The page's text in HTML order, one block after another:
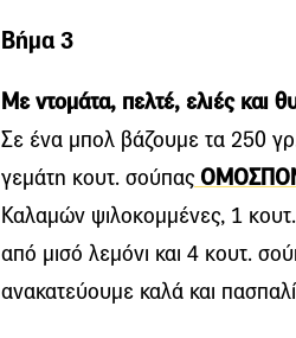
Βήμα 3
Με ντομάτα, πελτέ, ελιές και
Σε ένα μπολ βάζουμε τα 250
γεμάτη κουτ. σούπας
Καλαμών ψιλοκομμένες, 1
από μισό λεµόνι και 4 κουτ.
ανακατεύουμε καλά και